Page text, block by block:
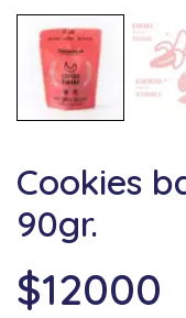
Cookies
90gr.
$12000